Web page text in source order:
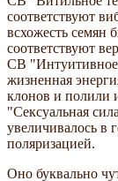
соответствуют
всхожесть семян
соответствуют
СВ "Интуитивное
жизненная
клонов и полили
"Сексуальная
увеличивалось в
поляризацией.
Оно буквально